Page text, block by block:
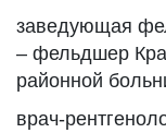
заведующая
– фельдшер
районной
врач-